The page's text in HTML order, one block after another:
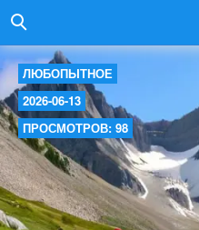
ЛЮБОПЫТНОЕ
2026-06-13
ПРОСМОТРОВ: 98